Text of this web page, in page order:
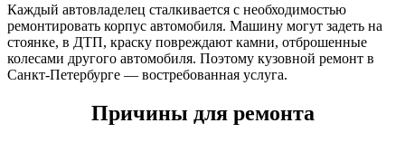
Каждый автовладелец сталкивается с необходимостью
ремонтировать корпус автомобиля. Машину могут задеть на
стоянке, в ДТП, краску повреждают камни, отброшенные
колесами другого автомобиля. Поэтому кузовной ремонт в
Санкт-Петербурге — востребованная услуга.
Причины для ремонта